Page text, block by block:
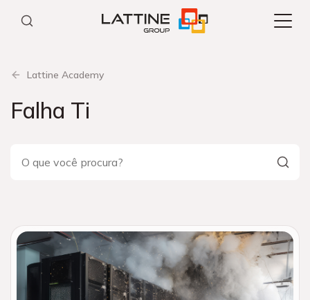
Lattine Academy
Falha Ti